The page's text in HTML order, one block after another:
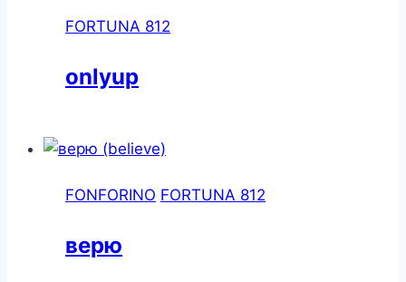
FORTUNA 812
onlyup
FONFORINO FORTUNA 812
верю